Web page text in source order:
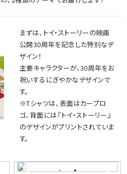
まずは、トイ・ストーリーの映画
公開30周年を記念した特別なデ
ザイン！
主要キャラクターが、30周年をお
祝いするにぎやかなデザインで
す。
※Tシャツは、表面はカープロ
ゴ、背面には『トイ・ストーリー』
のデザインがプリントされていま
す。